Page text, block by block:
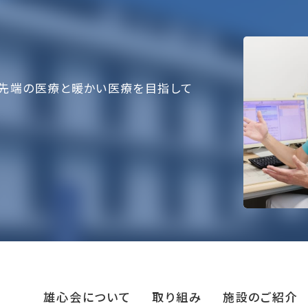
端の医療と暖かい医療を目指して
雄心会について 取り組み 施設のご紹介